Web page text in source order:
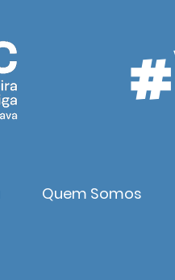
Quem Somos